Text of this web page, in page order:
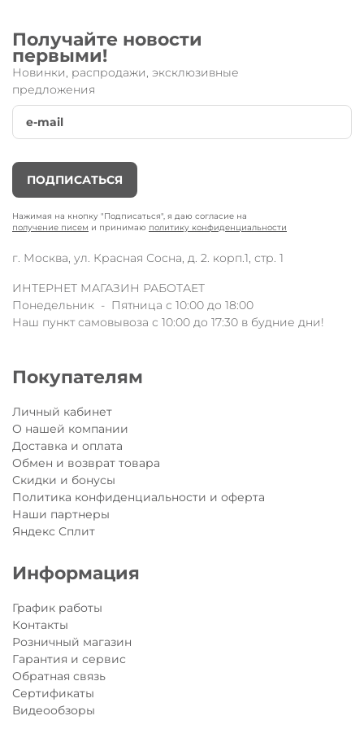
Получайте новости
первыми!
Новинки, распродажи, эксклюзивные
предложения
ПОДПИСАТЬСЯ
Нажимая на кнопку "Подписаться", я даю согласие на
получение писем и принимаю политику конфиденциальности
г. Москва, ул. Красная Сосна, д. 2. корп.1, стр. 1
ИНТЕРНЕТ МАГАЗИН РАБОТАЕТ
Понедельник - Пятница с 10:00 до 18:00
Наш пункт самовывоза с 10:00 до 17:30 в будние дни!
Покупателям
Личный кабинет
О нашей компании
Доставка и оплата
Обмен и возврат товара
Скидки и бонусы
Политика конфиденциальности и оферта
Наши партнеры
Яндекс Сплит
Информация
График работы
Контакты
Розничный магазин
Гарантия и сервис
Обратная связь
Сертификаты
Видеообзоры